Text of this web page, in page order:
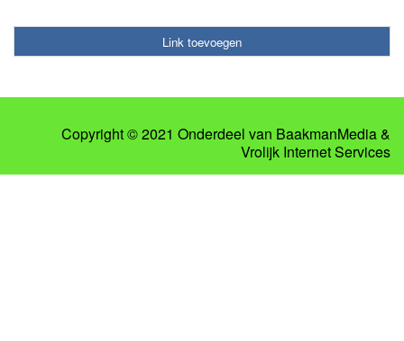
Link toevoegen
Copyright © 2021 Onderdeel van BaakmanMedia&
Vrolijk Internet Services